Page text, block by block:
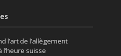
l’art de l’allègement
suisse